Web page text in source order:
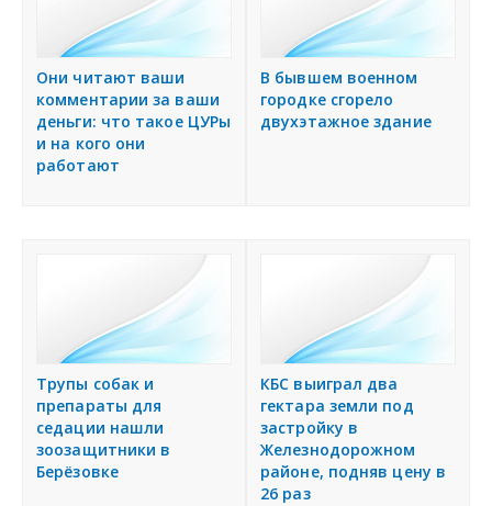
Они читают ваши
комментарии за ваши
деньги: что такое ЦУРы
и на кого они
работают
В бывшем военном
городке сгорело
двухэтажное здание
Трупы собак и
препараты для
седации нашли
зоозащитники в
Берёзовке
КБС выиграл два
гектара земли под
застройку в
Железнодорожном
районе, подняв цену в
26 раз